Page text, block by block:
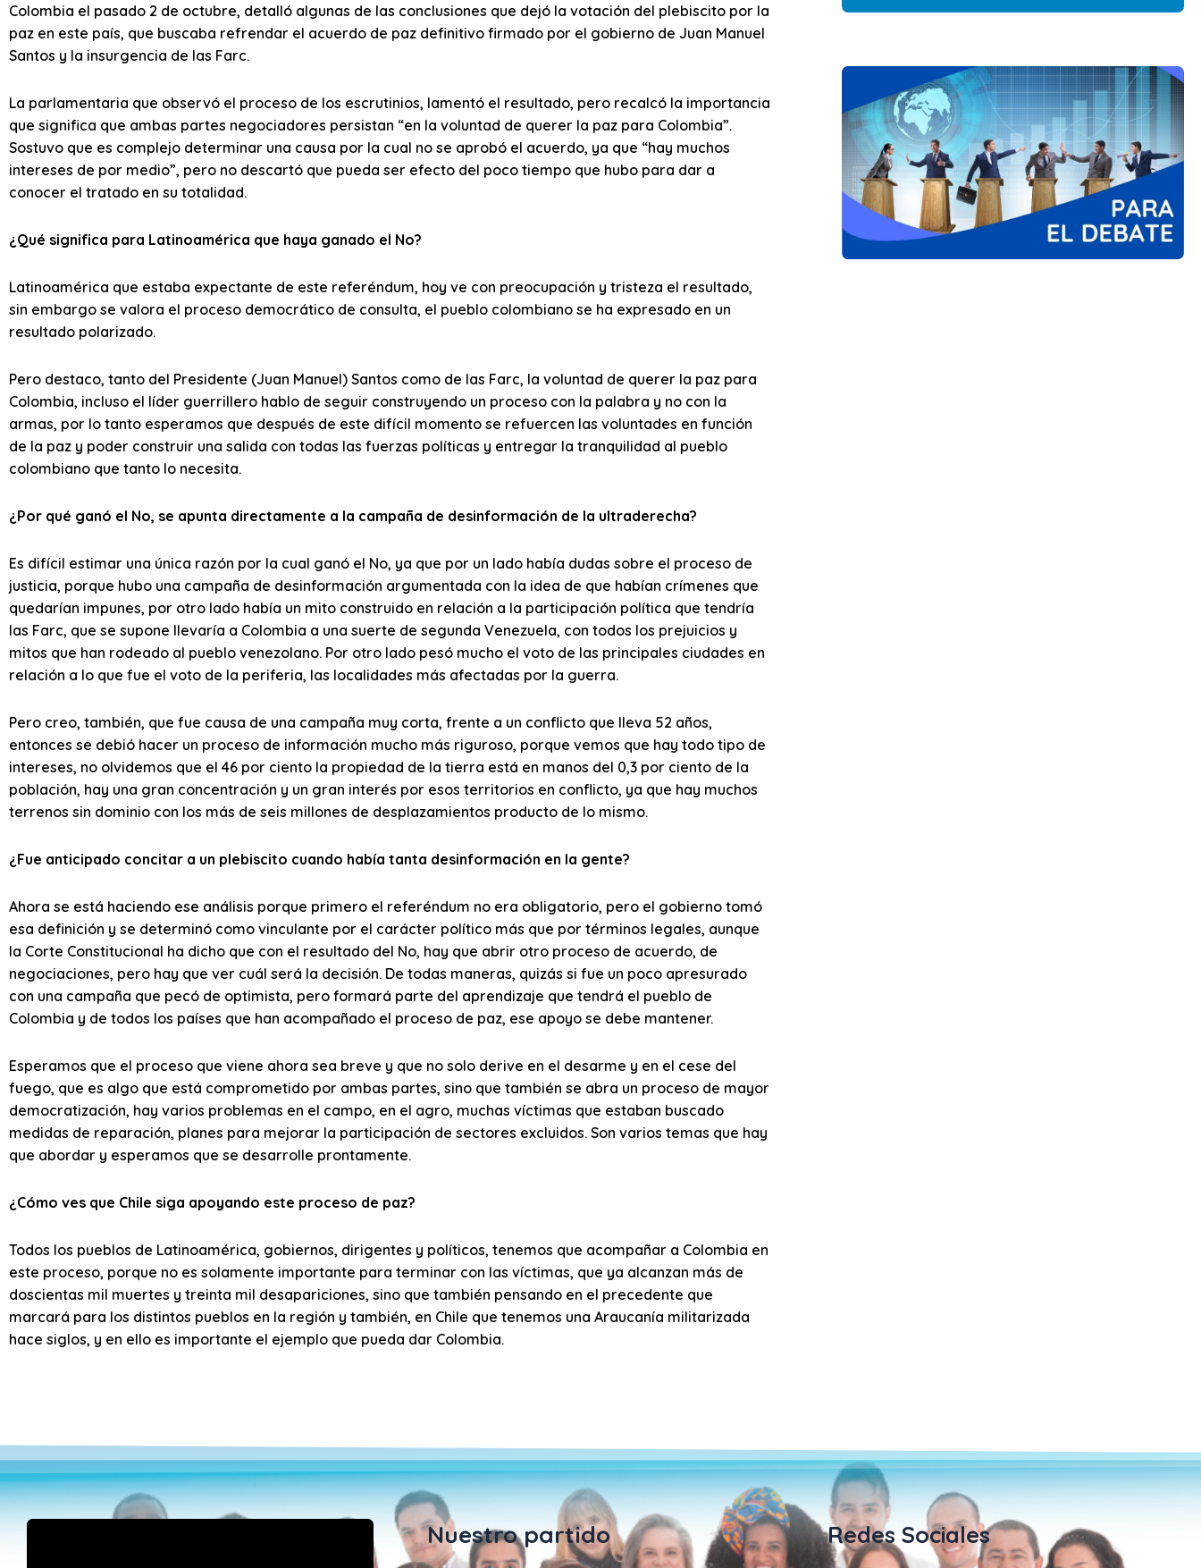
Colombia el pasado 2 de octubre, detalló algunas de las conclusiones que dejó la votación del plebiscito por la
paz en este país, que buscaba refrendar el acuerdo de paz definitivo firmado por el gobierno de Juan Manuel
Santos y la insurgencia de las Farc.
La parlamentaria que observó el proceso de los escrutinios, lamentó el resultado, pero recalcó la importancia
que significa que ambas partes negociadores persistan “en la voluntad de querer la paz para Colombia”.
Sostuvo que es complejo determinar una causa por la cual no se aprobó el acuerdo, ya que “hay muchos
intereses de por medio”, pero no descartó que pueda ser efecto del poco tiempo que hubo para dar a
conocer el tratado en su totalidad.
¿Qué significa para Latinoamérica que haya ganado el No?
Latinoamérica que estaba expectante de este referéndum, hoy ve con preocupación y tristeza el resultado,
sin embargo se valora el proceso democrático de consulta, el pueblo colombiano se ha expresado en un
resultado polarizado.
Pero destaco, tanto del Presidente (Juan Manuel) Santos como de las Farc, la voluntad de querer la paz para
Colombia, incluso el líder guerrillero hablo de seguir construyendo un proceso con la palabra y no con la
armas, por lo tanto esperamos que después de este difícil momento se refuercen las voluntades en función
de la paz y poder construir una salida con todas las fuerzas políticas y entregar la tranquilidad al pueblo
colombiano que tanto lo necesita.
¿Por qué ganó el No, se apunta directamente a la campaña de desinformación de la ultraderecha?
Es difícil estimar una única razón por la cual ganó el No, ya que por un lado había dudas sobre el proceso de
justicia, porque hubo una campaña de desinformación argumentada con la idea de que habían crímenes que
quedarían impunes, por otro lado había un mito construido en relación a la participación política que tendría
las Farc, que se supone llevaría a Colombia a una suerte de segunda Venezuela, con todos los prejuicios y
mitos que han rodeado al pueblo venezolano. Por otro lado pesó mucho el voto de las principales ciudades en
relación a lo que fue el voto de la periferia, las localidades más afectadas por la guerra.
Pero creo, también, que fue causa de una campaña muy corta, frente a un conflicto que lleva 52 años,
entonces se debió hacer un proceso de información mucho más riguroso, porque vemos que hay todo tipo de
intereses, no olvidemos que el 46 por ciento la propiedad de la tierra está en manos del 0,3 por ciento de la
población, hay una gran concentración y un gran interés por esos territorios en conflicto, ya que hay muchos
terrenos sin dominio con los más de seis millones de desplazamientos producto de lo mismo.
¿Fue anticipado concitar a un plebiscito cuando había tanta desinformación en la gente?
Ahora se está haciendo ese análisis porque primero el referéndum no era obligatorio, pero el gobierno tomó
esa definición y se determinó como vinculante por el carácter político más que por términos legales, aunque
la Corte Constitucional ha dicho que con el resultado del No, hay que abrir otro proceso de acuerdo, de
negociaciones, pero hay que ver cuál será la decisión. De todas maneras, quizás si fue un poco apresurado
con una campaña que pecó de optimista, pero formará parte del aprendizaje que tendrá el pueblo de
Colombia y de todos los países que han acompañado el proceso de paz, ese apoyo se debe mantener.
Esperamos que el proceso que viene ahora sea breve y que no solo derive en el desarme y en el cese del
fuego, que es algo que está comprometido por ambas partes, sino que también se abra un proceso de mayor
democratización, hay varios problemas en el campo, en el agro, muchas víctimas que estaban buscado
medidas de reparación, planes para mejorar la participación de sectores excluidos. Son varios temas que hay
que abordar y esperamos que se desarrolle prontamente.
¿Cómo ves que Chile siga apoyando este proceso de paz?
Todos los pueblos de Latinoamérica, gobiernos, dirigentes y políticos, tenemos que acompañar a Colombia en
este proceso, porque no es solamente importante para terminar con las víctimas, que ya alcanzan más de
doscientas mil muertes y treinta mil desapariciones, sino que también pensando en el precedente que
marcará para los distintos pueblos en la región y también, en Chile que tenemos una Araucanía militarizada
hace siglos, y en ello es importante el ejemplo que pueda dar Colombia.
Nuestro partido Redes Sociales